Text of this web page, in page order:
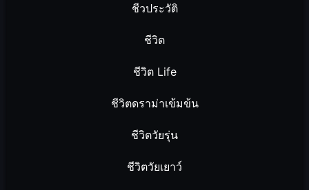
ชีวประวัติ
ชีวิต
ชีวิต Life
ชีวิตดราม่าเข้มข้น
ชีวิตวัยรุ่น
ชีวิตวัยเยาว์